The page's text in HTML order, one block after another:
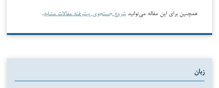
همچنین برای این مقاله می‌توانید شروع جستجوی پیشرفته مقالات مشابه.
زبان